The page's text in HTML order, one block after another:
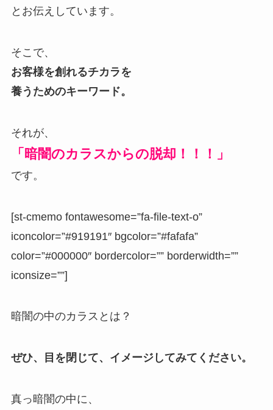
とお伝えしています。
そこで、
お客様を創れるチカラを
養うためのキーワード。
それが、
「暗闇のカラスからの脱却！！！」
です。
[st-cmemo fontawesome=”fa-file-text-o”
iconcolor=”#919191″ bgcolor=”#fafafa”
color=”#000000″ bordercolor=”” borderwidth=””
iconsize=””]
暗闇の中のカラスとは？
ぜひ、目を閉じて、 イメージしてみてください。
真っ暗闇の中に、